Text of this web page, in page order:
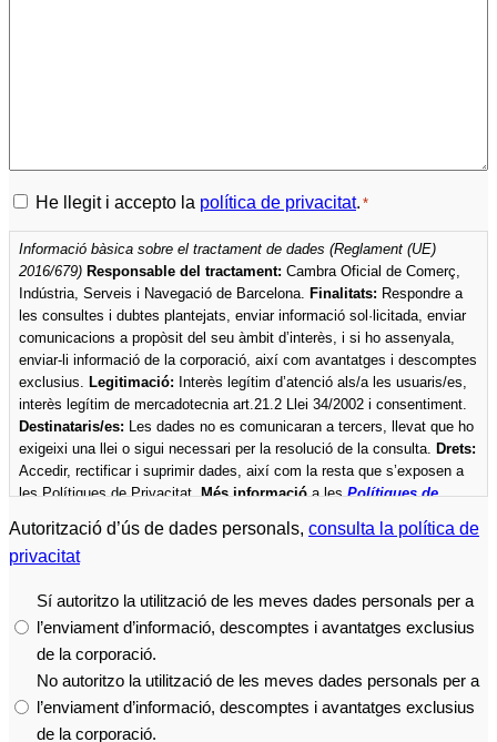
Política
de
privacitat
He llegit i accepto la política de privacitat. *
Informació bàsica sobre el tractament de dades (Reglament (UE)
2016/679) Responsable del tractament: Cambra Oficial de Comerç,
Indústria, Serveis i Navegació de Barcelona. Finalitats: Respondre a
les consultes i dubtes plantejats, enviar informació sol·licitada, enviar
comunicacions a propòsit del seu àmbit d’interès, i si ho assenyala,
enviar-li informació de la corporació, així com avantatges i descomptes
exclusius. Legitimació: Interès legítim d’atenció als/a les usuaris/es,
interès legítim de mercadotecnia art.21.2 Llei 34/2002 i consentiment.
Destinataris/es: Les dades no es comunicaran a tercers, llevat que ho
exigeixi una llei o sigui necessari per la resolució de la consulta. Drets:
Accedir, rectificar i suprimir dades, així com la resta que s’exposen a
les Polítiques de Privacitat.Més informacióa lesPolítiques de
Autorització d’ús de dades personals, consulta la política de
privacitat
Sí autoritzo la utilització de les meves dades personals per a
l’enviament d’informació, descomptes i avantatges exclusius
de la corporació.
No autoritzo la utilització de les meves dades personals per a
l’enviament d’informació, descomptes i avantatges exclusius
de la corporació.